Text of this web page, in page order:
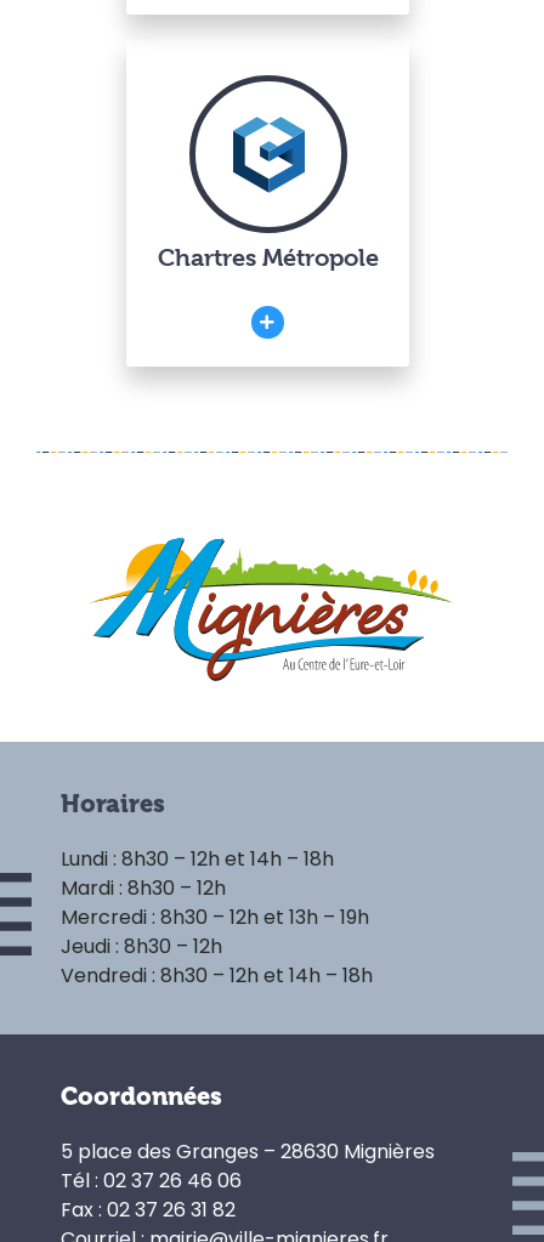
Chartres Métropole
Horaires
Lundi : 8h30 – 12h et 14h – 18h
Mardi : 8h30 – 12h
Mercredi : 8h30 – 12h et 13h – 19h
Jeudi : 8h30 – 12h
Vendredi : 8h30 – 12h et 14h – 18h
Coordonnées
5 place des Granges – 28630 Mignières
Tél : 02 37 26 46 06
Fax : 02 37 26 31 82